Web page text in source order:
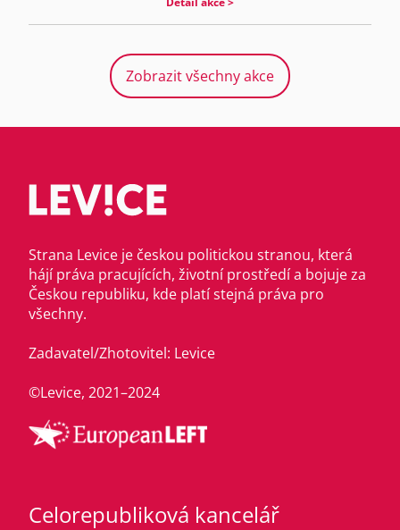
Zobrazit všechny akce
Strana Levice je českou politickou stranou, která
hájí práva pracujících, životní prostředí a bojuje za
Českou republiku, kde platí stejná práva pro
všechny.
Zadavatel/Zhotovitel: Levice
©Levice, 2021–2024
Celorepubliková kancelář